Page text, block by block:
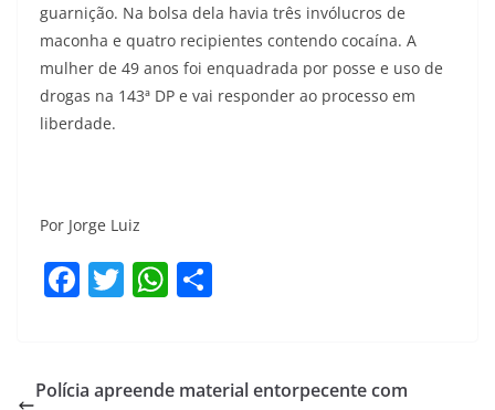
guarnição. Na bolsa dela havia três invólucros de
maconha e quatro recipientes contendo cocaína. A
mulher de 49 anos foi enquadrada por posse e uso de
drogas na 143ª DP e vai responder ao processo em
liberdade.
Por Jorge Luiz
F
e
T
er
W
s e
Polícia apreende material entorpecente com